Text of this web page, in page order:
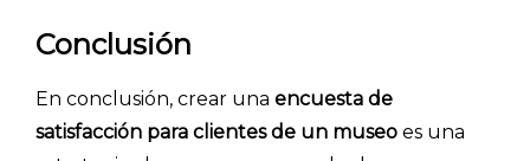
Conclusión
En conclusión, crear una encuesta de
satisfacción para clientes de un museo es una